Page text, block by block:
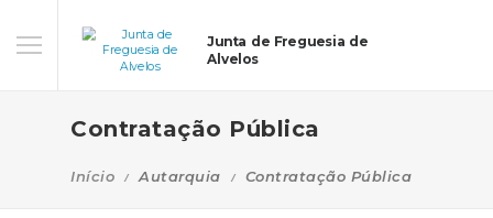
Junta de Freguesia de
Alvelos
Contratação Pública
Início Autarquia Contratação Pública